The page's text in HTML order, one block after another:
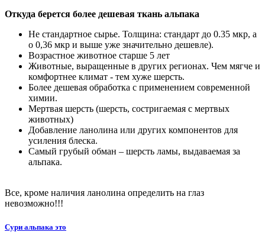
Откуда берется более дешевая ткань альпака
Не стандартное сырье. Толщина: стандарт до 0.35 мкр, а
о 0,36 мкр и выше уже значительно дешевле).
Возрастное животное старше 5 лет
Животные, выращенные в других регионах. Чем мягче и
комфортнее климат - тем хуже шерсть.
Более дешевая обработка с применением современной
химии.
Мертвая шерсть (шерсть, состригаемая с мертвых
животных)
Добавление ланолина или других компонентов для
усиления блеска.
Самый грубый обман – шерсть ламы, выдаваемая за
альпака.
Все, кроме наличия ланолина определить на глаз
невозможно!!!
Сури альпака это